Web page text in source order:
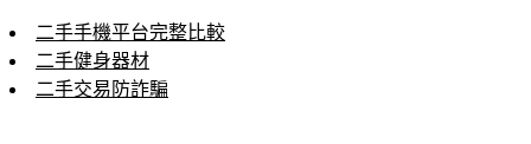
二手手機平台完整比較
二手健身器材
二手交易防詐騙